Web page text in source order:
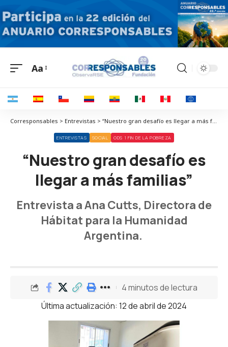
Aa
Corresponsables > Entrevistas > “Nuestro gran desafío es llegar a más familias”
ENTREVISTAS SOCIAL ODS 1 FIN DE LA POBREZA
“Nuestro gran desafío es
llegar a más familias”
Entrevista a Ana Cutts, Directora de
Hábitat para la Humanidad
Argentina.
Última actualización: 12 de abril de 2024
4 minutos de lectura